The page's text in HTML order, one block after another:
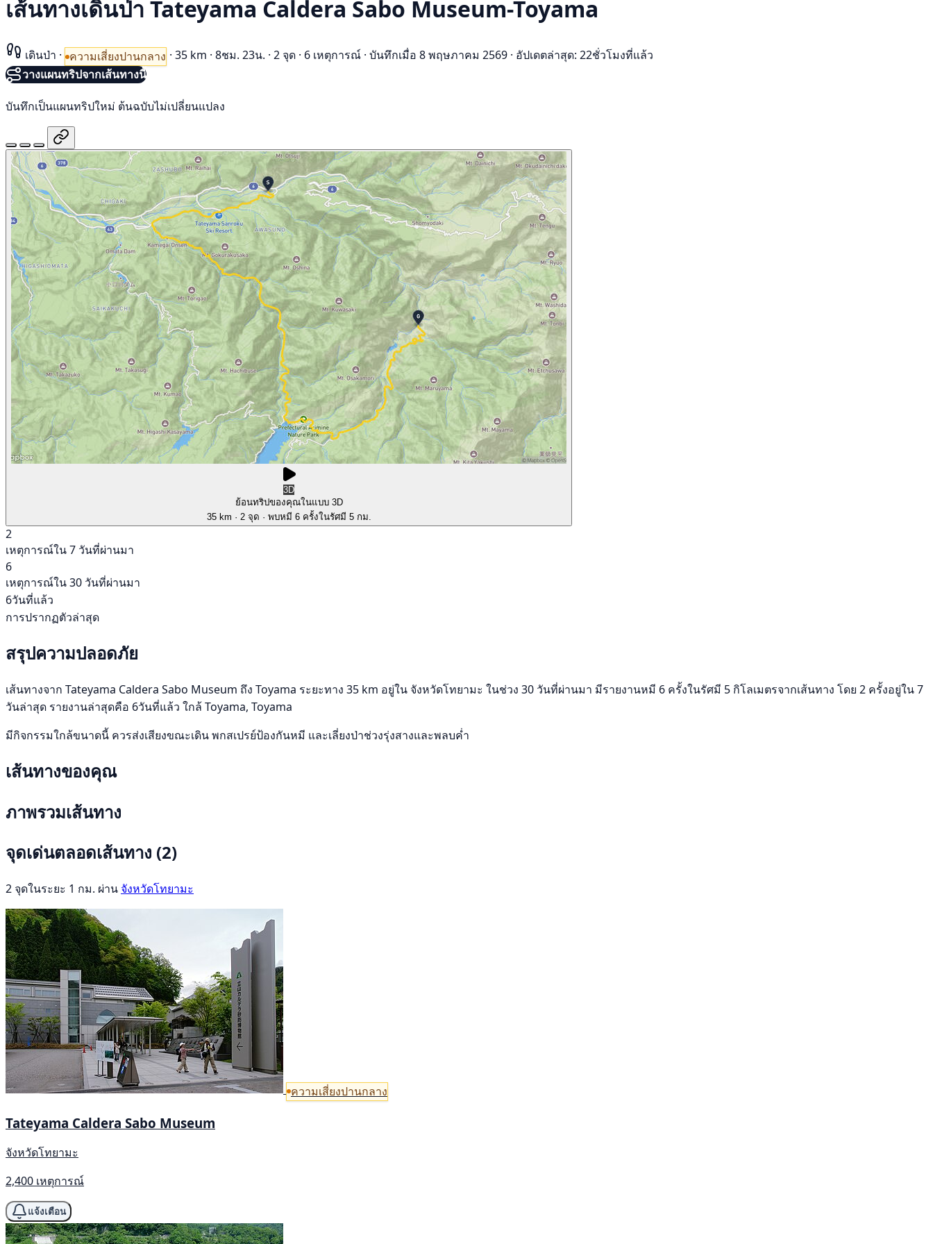
เส้นทางเดินป่า Tateyama Caldera Sabo Museum-Toyama
เดินป่า · ความเสี่ยงปานกลาง · 35 km · 8ชม. 23น. · 2 จุด · 6 เหตุการณ์ · บันทึกเมื่อ 8 พฤษภาคม 2569 · อัปเดตล่าสุด: 22ชั่วโมงที่แล้ว
วางแผนทริปจากเส้นทางนี้
บันทึกเป็นแผนทริปใหม่ ต้นฉบับไม่เปลี่ยนแปลง
3D
ย้อนทริปของคุณในแบบ 3D
35 km · 2 จุด · พบหมี 6 ครั้งในรัศมี 5 กม.
2
เหตุการณ์ใน 7 วันที่ผ่านมา
6
เหตุการณ์ใน 30 วันที่ผ่านมา
6วันที่แล้ว
การปรากฏตัวล่าสุด
สรุปความปลอดภัย
เส้นทางจาก Tateyama Caldera Sabo Museum ถึง Toyama ระยะทาง 35 km อยู่ใน จังหวัดโทยามะ ในช่วง 30 วันที่ผ่านมา มีรายงานหมี 6 ครั้งในรัศมี 5 กิโลเมตรจากเส้นทาง โดย 2 ครั้งอยู่ใน 7
วันล่าสุด รายงานล่าสุดคือ 6วันที่แล้ว ใกล้ Toyama, Toyama
มีกิจกรรมใกล้ขนาดนี้ ควรส่งเสียงขณะเดิน พกสเปรย์ป้องกันหมี และเลี่ยงป่าช่วงรุ่งสางและพลบค่ำ
เส้นทางของคุณ
ภาพรวมเส้นทาง
จุดเด่นตลอดเส้นทาง (2)
2 จุดในระยะ 1 กม. ผ่าน จังหวัดโทยามะ
ความเสี่ยงปานกลาง
Tateyama Caldera Sabo Museum
จังหวัดโทยามะ
2,400 เหตุการณ์
แจ้งเตือน